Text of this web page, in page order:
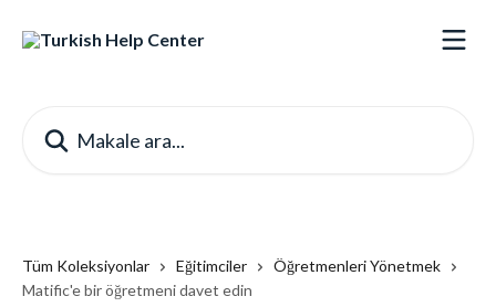
Tüm Koleksiyonlar Eğitimciler
Öğretmenleri Yönetmek
Matific'e bir öğretmeni davet edin